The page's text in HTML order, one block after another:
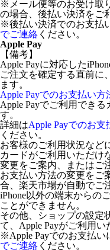
※メール便等のお受け取
の場合、後払い決済をご
※後払い決済でのお支払
でご連絡 ください。
Apple Pay
【備考】
Apple Payに対応した
ご注文を確定する直前に
ます。
Apple Payでのお支払い方
Apple Payでご利用でき
す。
詳細はApple Payでのお支
ください。
お客様のご利用状況など
カードがご利用いただけ
変更をご案内、またはご
お支払い方法の変更をご
合、楽天市場が自動でご
iPhone以外の端末からの
ことができません。
その他、ショップの設定
て、Apple Payがご利用い
※Apple Payでのお支払い
でご連絡 ください。